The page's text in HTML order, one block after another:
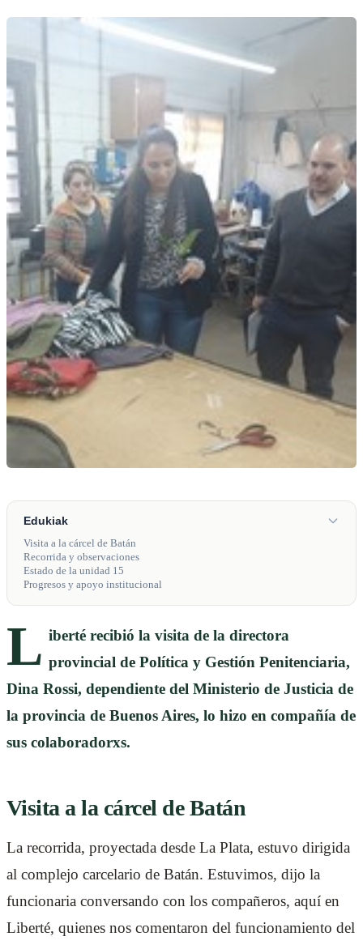
Edukiak
Visita a la cárcel de Batán
Recorrida y observaciones
Estado de la unidad 15
Progresos y apoyo institucional
L iberté recibió la visita de la directora
provincial de Política y Gestión Penitenciaria,
Dina Rossi, dependiente del Ministerio de Justicia de
la provincia de Buenos Aires, lo hizo en compañía de
sus colaboradorxs.
Visita a la cárcel de Batán
La recorrida, proyectada desde La Plata, estuvo dirigida
al complejo carcelario de Batán. Estuvimos, dijo la
funcionaria conversando con los compañeros, aquí en
Liberté, quienes nos comentaron del funcionamiento del